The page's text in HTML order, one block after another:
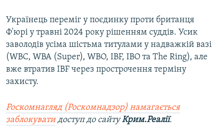
Українець переміг у поєдинку проти британця
Ф'юрі у травні 2024 року рішенням суддів. Усик
заволодів усіма шістьма титулами у надважкій вазі
(WBC, WBA (Super), WBO, IBF, IBO та The Ring), але
вже втратив IBF через прострочення терміну
захисту.
Роскомнагляд (Роскомнадзор) намагається
заблокуватидоступ до сайтуКрим.Реалії.